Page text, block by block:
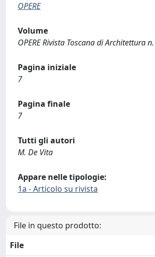
OPERE
Volume
OPERE Rivista Toscana di Architettura
Pagina iniziale
7
Pagina finale
7
Tutti gli autori
M. De Vita
Appare nelle tipologie:
1a - Articolo su rivista
File in questo prodotto:
File